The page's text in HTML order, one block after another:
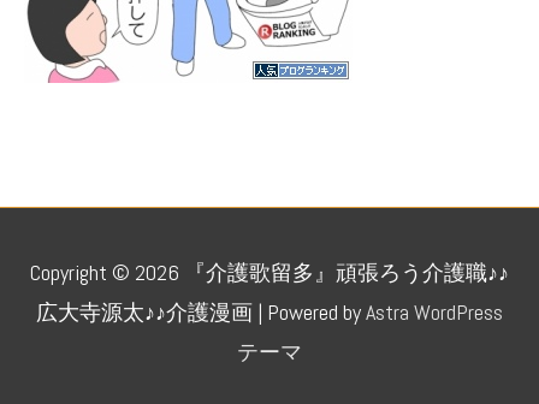
Copyright © 2026
『介護歌留多』頑張ろう介護職♪♪
広大寺源太♪♪介護漫画 | Powered byAstra WordPress
テーマ